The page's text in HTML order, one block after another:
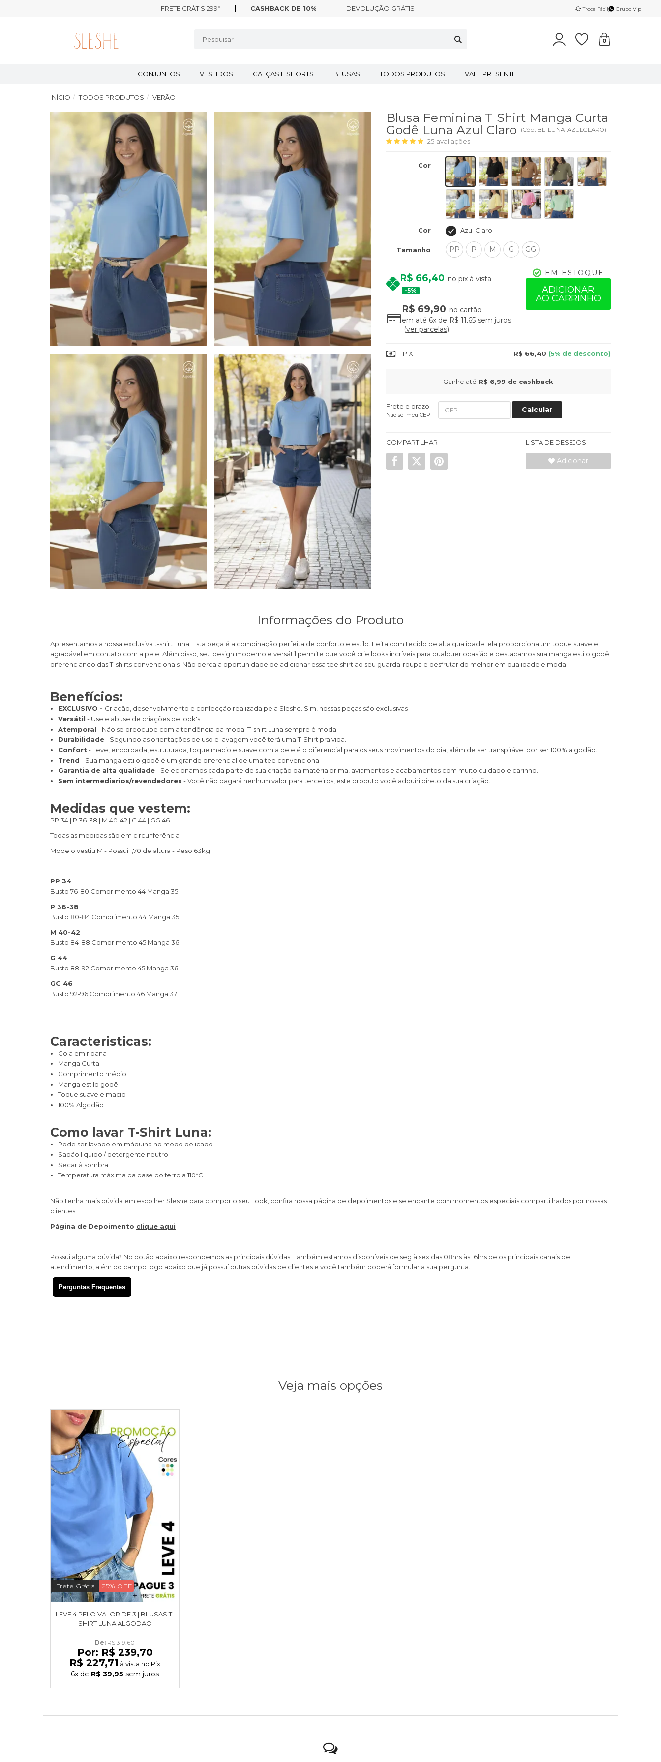
FRETE GRÁTIS 299* CASHBACK DE 10% DEVOLUÇÃO GRÁTIS Troca Fácil Grupo Vip
0
CONJUNTOS VESTIDOS CALÇAS E SHORTS BLUSAS TODOS PRODUTOS VALE PRESENTE
INÍCIO TODOS PRODUTOS VERÃO
Blusa Feminina T Shirt Manga Curta
Godê Luna Azul Claro
(Cód. BL-LUNA-AZULCLARO)
25 avaliações
Cor
Cor Azul Claro
Tamanho PP P M G GG
R$ 66,40 no pix à vista
5%
R$ 69,90 no cartão
em até 6xde R$ 11,65sem juros
ver parcelas
EM ESTOQUE
ADICIONAR
AO CARRINHO
PIX R$ 66,40 (5% de desconto)
Ganhe até R$ 6,99 de cashback
Frete e prazo:
Não sei meu CEP
Calcular
COMPARTILHAR LISTA DE DESEJOS
Adicionar
Informações do Produto
Apresentamos a nossa exclusiva t-shirt Luna. Esta peça é a combinação perfeita de conforto e estilo. Feita com tecido de alta qualidade, ela proporciona um toque suave e
agradável em contato com a pele. Além disso, seu design moderno e versátil permite que você crie looks incríveis para qualquer ocasião e destacamos sua manga estilo godê
diferenciando das T-shirts convencionais. Não perca a oportunidade de adicionar essa tee shirt ao seu guarda-roupa e desfrutar do melhor em qualidade e moda.
Benefícios:
EXCLUSIVO - Criação, desenvolvimento e confecção realizada pela Sleshe. Sim, nossas peças são exclusivas
Versátil - Use e abuse de criações de look's.
Atemporal - Não se preocupe com a tendência da moda. T-shirt Luna sempre é moda.
Durabilidade- Seguindo as orientações de uso e lavagem você terá uma T-Shirt pra vida.
Confort - Leve, encorpada, estruturada, toque macio e suave com a pele é o diferencial para os seus movimentos do dia, além de ser transpirável por ser 100% algodão.
Trend - Sua manga estilo godê é um grande diferencial de uma tee convencional
Garantia de alta qualidade- Selecionamos cada parte de sua criação da matéria prima, aviamentos e acabamentos com muito cuidado e carinho.
Sem intermediarios/revendedores - Você não pagará nenhum valor para terceiros, este produto você adquiri direto da sua criação.
Medidas que vestem:
PP 34 | P 36-38 | M 40-42 | G 44 | GG 46
Todas as medidas são em circunferência
Modelo vestiu M - Possui 1,70 de altura - Peso 63kg
PP 34
Busto 76-80 Comprimento 44 Manga 35
P 36-38
Busto 80-84 Comprimento 44 Manga 35
M 40-42
Busto 84-88 Comprimento 45 Manga 36
G 44
Busto 88-92 Comprimento 45 Manga 36
GG 46
Busto 92-96 Comprimento 46 Manga 37
Caracteristicas:
Gola em ribana
Manga Curta
Comprimento médio
Manga estilo godê
Toque suave e macio
100% Algodão
Como lavar T-Shirt Luna:
Pode ser lavado em máquina no modo delicado
Sabão liquido / detergente neutro
Secar à sombra
Temperatura máxima da base do ferro a 110ºC​
Não tenha mais dúvida em escolher Sleshe para compor o seu Look, confira nossa página de depoimentos e se encante com momentos especiais compartilhados por nossas
clientes.
Página de Depoimento clique aqui
Possui alguma dúvida? No botão abaixo respondemos as principais dúvidas. Também estamos disponíveis de seg à sex das 08hrs às 16hrs pelos principais canais de
atendimento, além do campo logo abaixo que já possuí outras dúvidas de clientes e você também poderá formular a sua pergunta.
Perguntas Frequentes
Veja mais opções
Frete Grátis 25% OFF
LEVE 4 PELO VALOR DE 3 | BLUSAS T-
SHIRT LUNA ALGODAO
De: R$ 319,60
Por: R$ 239,70
R$ 227,71 à vista no Pix
6x de R$ 39,95 sem juros